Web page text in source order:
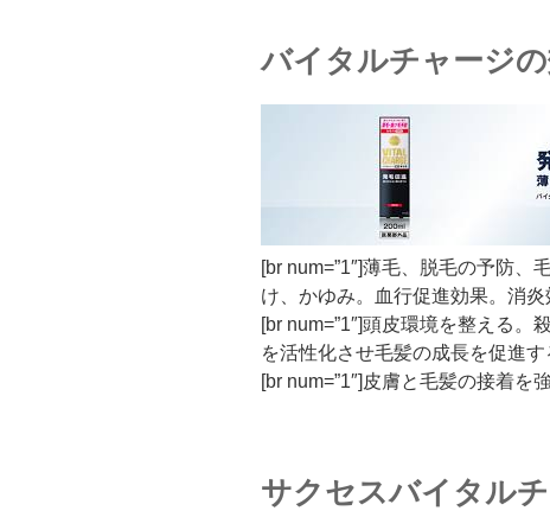
バイタルチャージ
[br num=”1″]薄毛、脱毛の予防、
け、かゆみ。血行促進効果。消炎
[br num=”1″]頭皮環境を整える。
を活性化させ毛髪の成長を促進す
[br num=”1″]皮膚と毛髪の接着を
サクセスバイタル